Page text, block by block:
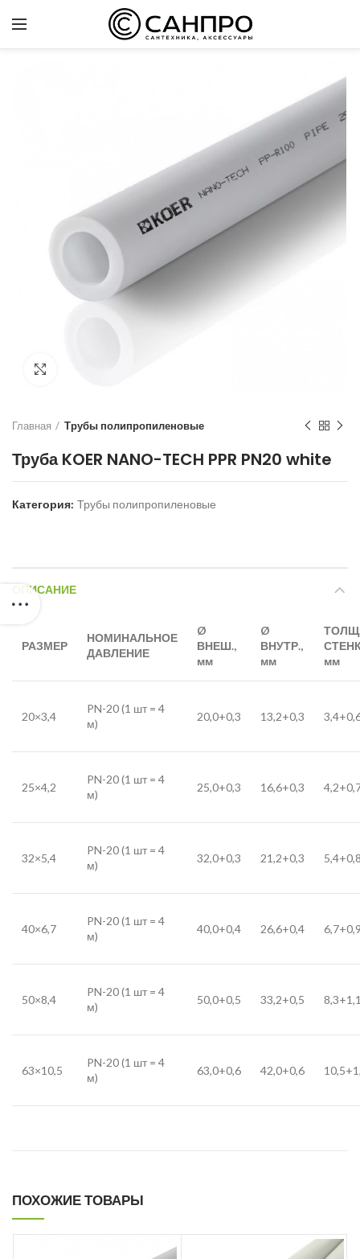
Главная Трубы полипропиленовые
Труба KOER NANO-TECH PPR PN20 white
Категория: Трубы полипропиленовые
ОПИСАНИЕ
РАЗМЕР
НОМИНАЛЬНОЕ
ДАВЛЕНИЕ
Ø
ВНЕШ.,
мм
Ø
ВНУТР.,
мм
мм
20×3,4
PN-20 (1 шт = 4
м)
20,0+0,3 13,2+0,3
25×4,2
PN-20 (1 шт = 4
м)
25,0+0,3 16,6+0,3
32×5,4
PN-20 (1 шт = 4
м)
32,0+0,3 21,2+0,3
40×6,7
PN-20 (1 шт = 4
м)
40,0+0,4 26,6+0,4
50×8,4
PN-20 (1 шт = 4
м)
50,0+0,5 33,2+0,5
63×10,5
PN-20 (1 шт = 4
м)
63,0+0,6 42,0+0,6
ПОХОЖИЕ ТОВАРЫ